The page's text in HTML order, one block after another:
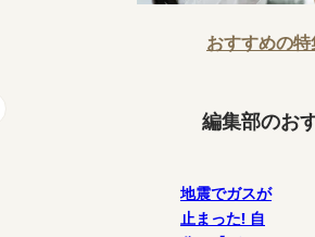
おすすめの
編集部のお
地震でガスが
止まった! 自